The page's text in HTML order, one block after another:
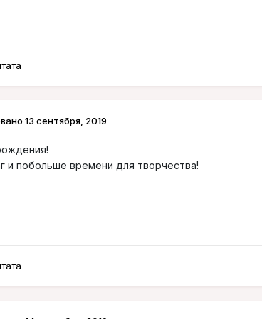
13 сентября, 2019
и побольше времени для творчества!